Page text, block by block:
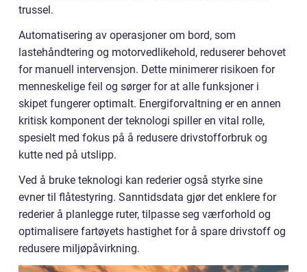
trussel.
Automatisering av operasjoner om bord, som
lastehåndtering og motorvedlikehold, reduserer behovet
for manuell intervensjon. Dette minimerer risikoen for
menneskelige feil og sørger for at alle funksjoner i
skipet fungerer optimalt. Energiforvaltning er en annen
kritisk komponent der teknologi spiller en vital rolle,
spesielt med fokus på å redusere drivstofforbruk og
kutte ned på utslipp.
Ved å bruke teknologi kan rederier også styrke sine
evner til flåtestyring. Sanntidsdata gjør det enklere for
rederier å planlegge ruter, tilpasse seg værforhold og
optimalisere fartøyets hastighet for å spare drivstoff og
redusere miljøpåvirkning.